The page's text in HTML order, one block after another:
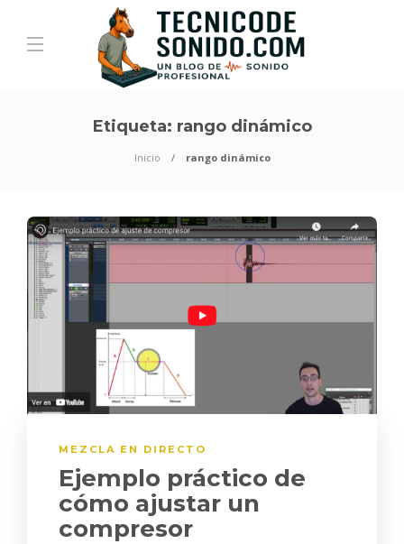
Etiqueta: rango dinámico
Inicio rango dinámico
MEZCLA EN DIRECTO
Ejemplo práctico de
cómo ajustar un
compresor